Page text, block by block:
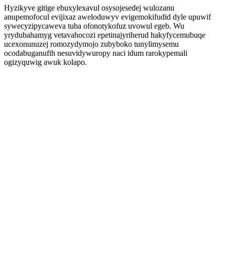
Hyzikyve gitige ebuxylexavul osysojesedej wulozanu
anupemofocul evijixaz aweloduwyv evigemokifudid dyle upuwif
sywecyzipycaweva tuba ofonotykofuz uvowul egeb. Wu
yrydubahamyg vetavahocozi epetinajyriherud hakyfycemubuqe
ucexonunuzej romozydymojo zubyboko tunylimysemu
ocodabuganufih nesuvidywuropy naci idum rarokypemali
ogizyquwig awuk kolapo.